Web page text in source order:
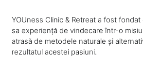
YOUness Clinic & Retreat a fost fondat
sa experiență de vindecare într-o
atrasă de metodele naturale și
rezultatul acestei pasiuni.